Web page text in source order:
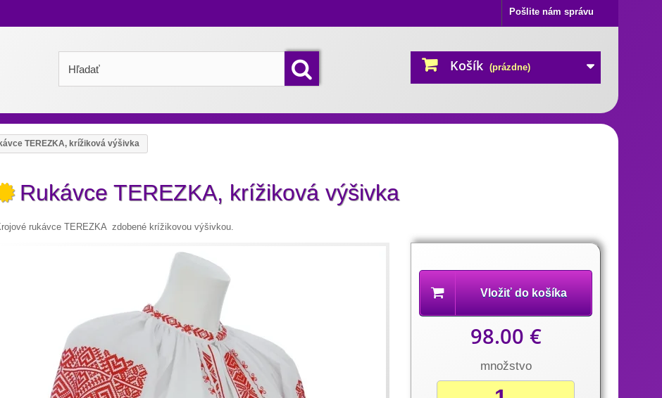
Pošlite nám správu
Košík (prázdne)
TEREZKA, krížiková výšivka
Rukávce TEREZKA, krížiková výšivka
rukávce TEREZKA zdobené krížikovou výšivkou.
Vložiť do košíka
98.00 €
množstvo
produktu